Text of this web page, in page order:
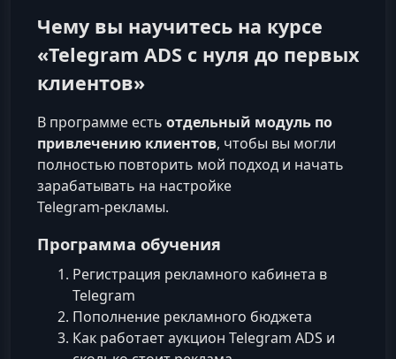
Чему вы научитесь на курсе
«Telegram ADS с нуля до первых
клиентов»
В программе есть отдельный модуль по
привлечению клиентов, чтобы вы могли
полностью повторить мой подход и начать
зарабатывать на настройке
Telegram‑рекламы.
Программа обучения
Регистрация рекламного кабинета в
Telegram
Пополнение рекламного бюджета
Как работает аукцион Telegram ADS и